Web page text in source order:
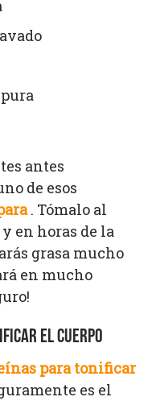
antes
de esos
. Tómalo al
en horas de la
grasa mucho
en mucho
EL CUERPO
para tonificar
es el